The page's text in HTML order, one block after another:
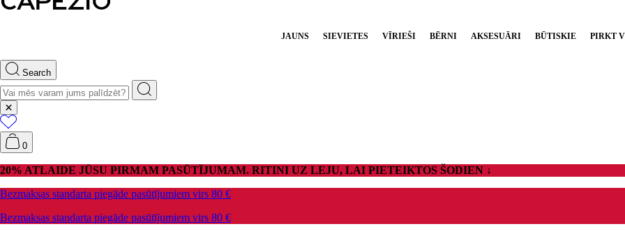
JAUNS SIEVIETES VĪRIEŠI BĒRNI AKSESUĀRI BŪTISKIE PIRKT
Search
0
20% ATLAIDE JŪSU PIRMAM PASŪTĪJUMAM. RITINI UZ LEJU, LAI PIETEIKTOS ŠODIEN ↓
Bezmaksas standarta piegāde pasūtījumiem virs 80 €
Bezmaksas standarta piegāde pasūtījumiem virs 80 €